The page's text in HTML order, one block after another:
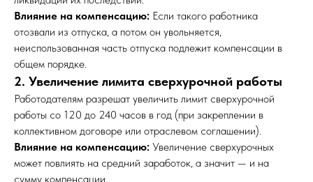
Влияние на компенсацию: Если такого работника
отозвали из отпуска, а потом он увольняется,
неиспользованная часть отпуска подлежит компенсации в
общем порядке.
2. Увеличение лимита сверхурочной работы
Работодателям разрешат увеличить лимит сверхурочной
работы со 120 до 240 часов в год (при закреплении в
коллективном договоре или отраслевом соглашении).
Влияние на компенсацию: Увеличение сверхурочных
может повлиять на средний заработок, а значит — и на
сумму компенсации.